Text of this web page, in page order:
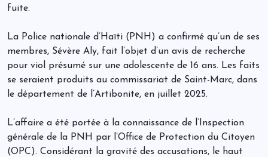
fuite.
La Police nationale d’Haïti (PNH) a confirmé qu’un de ses
membres, Sévère Aly, fait l’objet d’un avis de recherche
pour viol présumé sur une adolescente de 16 ans. Les faits
se seraient produits au commissariat de Saint-Marc, dans
le département de l’Artibonite, en juillet 2025.
L’affaire a été portée à la connaissance de l’Inspection
générale de la PNH par l’Office de Protection du Citoyen
(OPC). Considérant la gravité des accusations, le haut